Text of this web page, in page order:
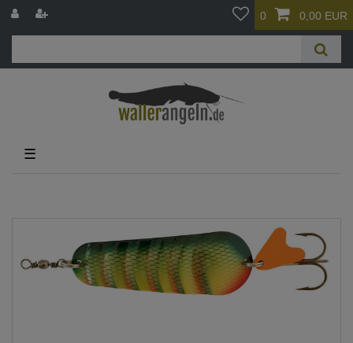
0 0,00 EUR
☰